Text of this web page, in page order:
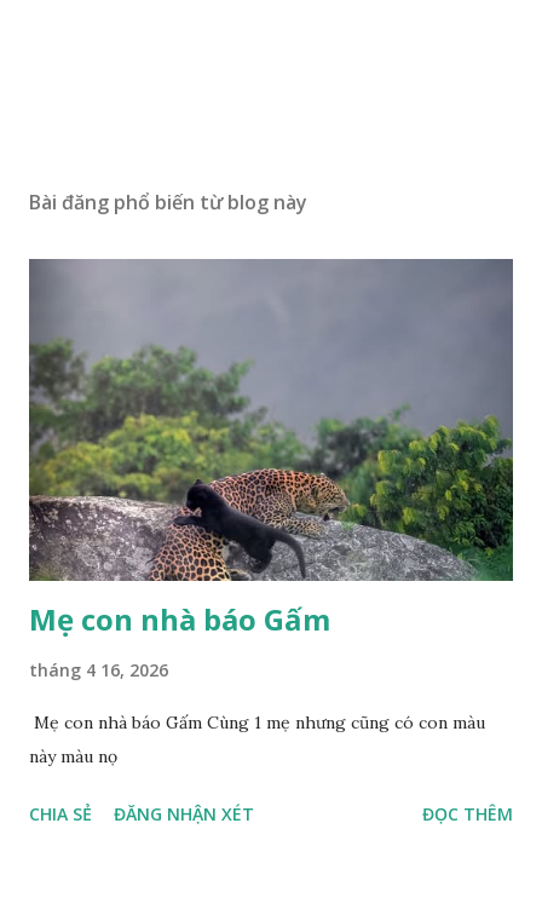
Bài đăng phổ biến từ blog này
Mẹ con nhà báo Gấm
tháng 4 16, 2026
Mẹ con nhà báo Gấm Cùng 1 mẹ nhưng cũng có con màu
này màu nọ
CHIA SẺ ĐĂNG NHẬN XÉT ĐỌC THÊM